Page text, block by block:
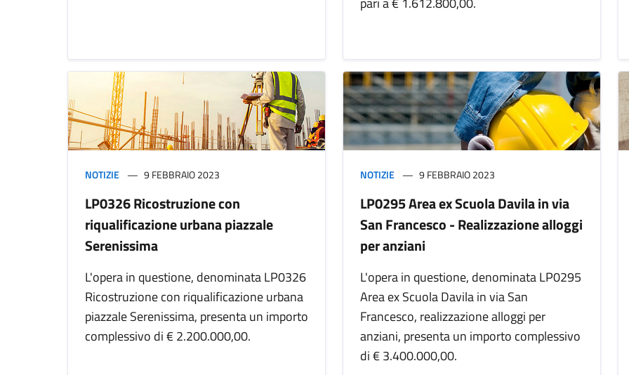
NOTIZIE 9 FEBBRAIO 2023
LP0326 Ricostruzione con
riqualificazione urbana piazzale
Serenissima
L'opera in questione, denominata LP0326
Ricostruzione con riqualificazione urbana
piazzale Serenissima, presenta un importo
complessivo di € 2.200.000,00.
NOTIZIE 9 FEBBRAIO 2023
LP0295 Area ex Scuola Davila in via
San Francesco - Realizzazione alloggi
per anziani
L'opera in questione, denominata LP0295
Area ex Scuola Davila in via San
Francesco, realizzazione alloggi per
anziani, presenta un importo complessivo
di € 3.400.000,00.